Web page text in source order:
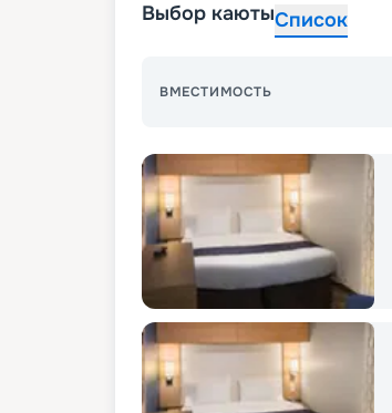
Выбор каютыСписок
ВМЕСТИМОСТЬ